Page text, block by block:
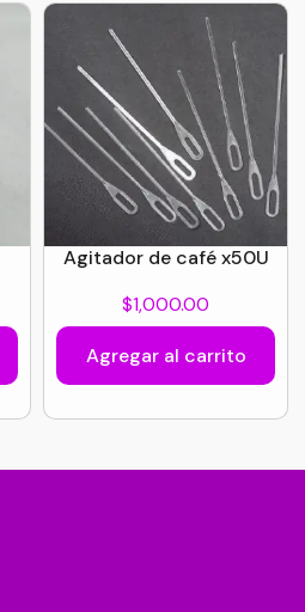
Agitador de café x50U
$1,000.00
Agregar al carrito